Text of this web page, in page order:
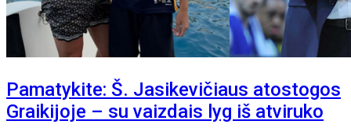
Pamatykite: Š. Jasikevičiaus atostogos
Graikijoje – su vaizdais lyg iš atviruko